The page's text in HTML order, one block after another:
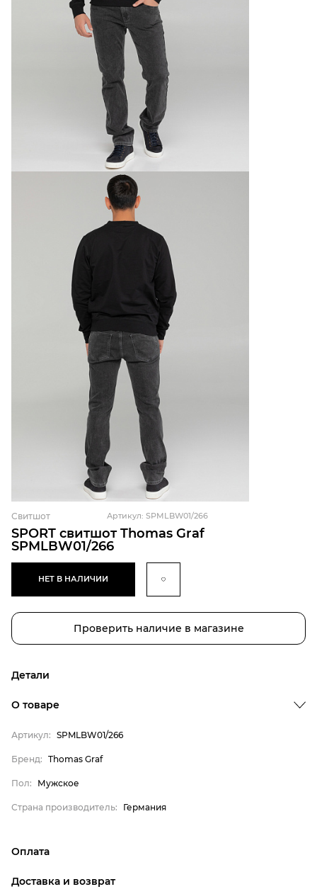
SPORT свитшот Thomas Graf
SPMLBW01/266
Свитшот Артикул: SPMLBW01/266
НЕТ В НАЛИЧИИ
Проверить наличие в магазине
Детали
Бренд
Thomas Graf
О товаре
Артикул: SPMLBW01/266
Бренд: Thomas Graf
Пол: Мужское
Страна производитель: Германия
Оплата
магазина
Доставка и возврат